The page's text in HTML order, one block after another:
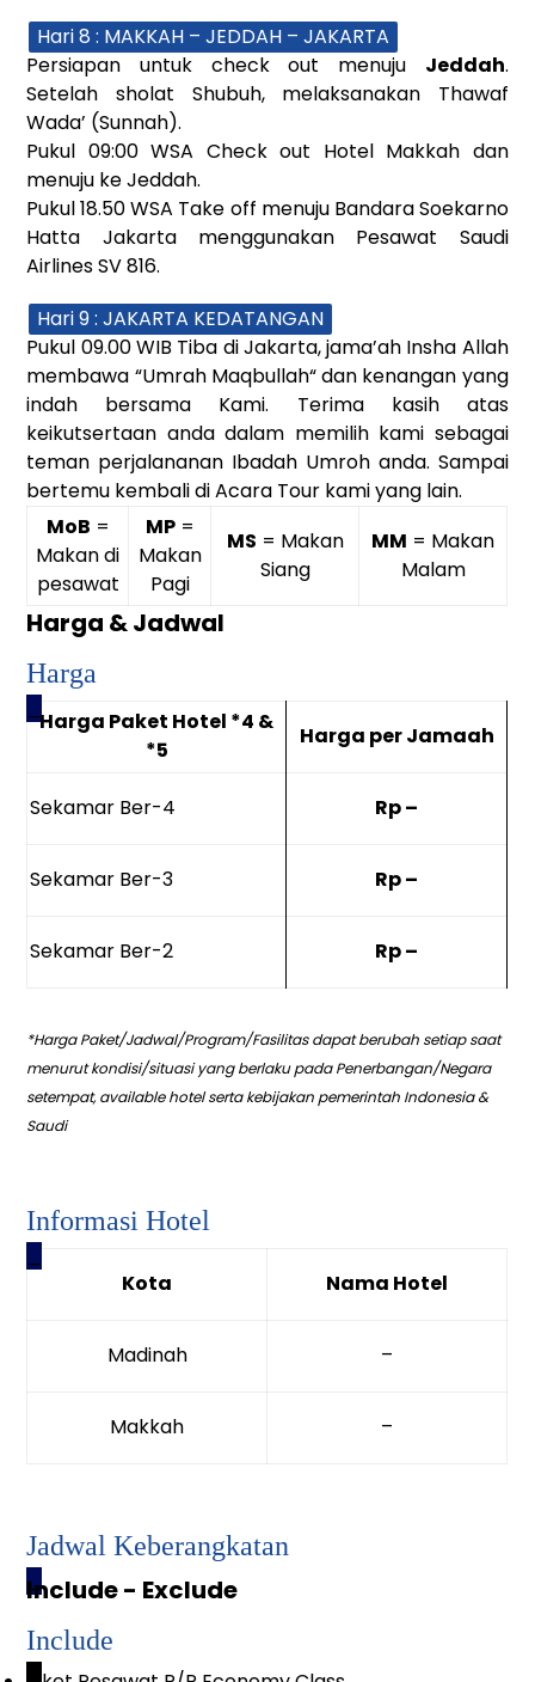
Hari 8 : MAKKAH – JEDDAH – JAKARTA
Persiapan untuk check out menuju Jeddah.
Setelah sholat Shubuh, melaksanakan Thawaf
Wada’ (Sunnah).
Pukul 09:00 WSA Check out Hotel Makkah dan
menuju ke Jeddah.
Pukul 18.50 WSA Take off menuju Bandara Soekarno
Hatta Jakarta menggunakan Pesawat Saudi
Airlines SV 816.
Hari 9 : JAKARTA KEDATANGAN
Pukul 09.00 WIB Tiba di Jakarta, jama’ah Insha Allah
membawa “Umrah Maqbullah“ dan kenangan yang
indah bersama Kami. Terima kasih atas
keikutsertaan anda dalam memilih kami sebagai
teman perjalananan Ibadah Umroh anda. Sampai
bertemu kembali di Acara Tour kami yang lain.
MoB =
Makan di
pesawat
MP=
Makan
Pagi
MS = Makan
Siang
MM = Makan
Malam
Harga & Jadwal
Harga
_Harga Paket Hotel *4 &
*5
Harga per Jamaah
Sekamar Ber-4 Rp –
Sekamar Ber-3 Rp –
Sekamar Ber-2 Rp –
*Harga Paket/Jadwal/Program/Fasilitas dapat berubah setiap saat
menurut kondisi/situasi yang berlaku pada Penerbangan/Negara
setempat, available hotel serta kebijakan pemerintah Indonesia &
Saudi
Informasi Hotel
Kota
Nama Hotel
Madinah –
Makkah –
Jadwal Keberangkatan
_
Include - Exclude
Include